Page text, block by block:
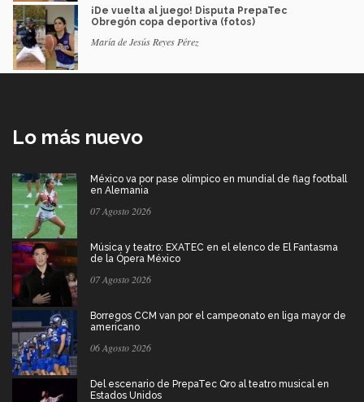
¡De vuelta al juego! Disputa PrepaTec
Obregón copa deportiva (fotos)
María de Jesús Reyes Pérez
Lo más nuevo
México va por pase olímpico en mundial de flag football
en Alemania
07 Agosto 2026
Música y teatro: EXATEC en el elenco de El Fantasma
de la Ópera México
07 Agosto 2026
Borregos CCM van por el campeonato en liga mayor de
americano
06 Agosto 2026
Del escenario de PrepaTec Qro al teatro musical en
Estados Unidos